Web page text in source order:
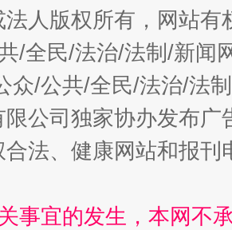
生
法人版权所有，网站
/全民/法治/法制/新闻
众/公共/全民/法治/法
限公司独家协办发布
法、健康网站和报
事宜的发生，本网不